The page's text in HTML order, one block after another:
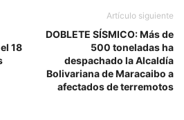
18
Artículo siguiente
DOBLETE SÍSMICO: Más de
500 toneladas ha
despachado la‎ Alcaldía
Bolivariana de Maracaibo a
afectados de terremotos